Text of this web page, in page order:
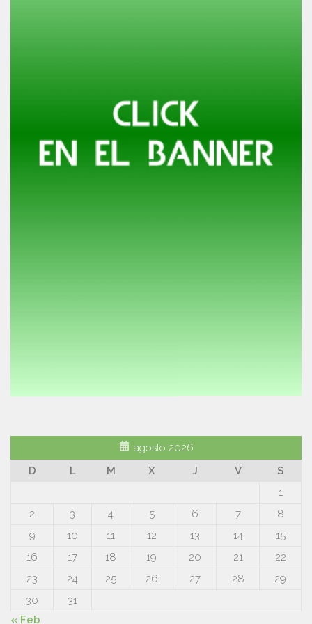
agosto 2026
D
L M X J V
S
1
2
3 4 5 6 7
8
9
10 11 12 13 14
15
16
17 18 19 20 21
22
23
24 25 26 27 28
29
30
31
« Feb